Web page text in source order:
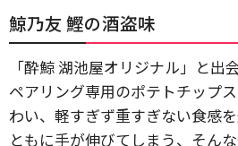
鯨乃友 鰹の酒盗味
「酔鯨 湖池屋オリジナル」と出
ペアリング専用のポテトチップ
わい、軽すぎず重すぎない食感
ともに手が伸びてしまう、そん